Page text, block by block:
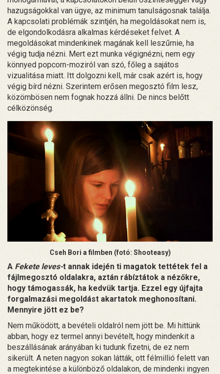
hazugságokkal van ügye, az minimum tanulságosnak találja.
A kapcsolati problémák szintjén, ha megoldásokat nem is,
de elgondolkodásra alkalmas kérdéseket felvet. A
megoldásokat mindenkinek magának kell leszűrnie, ha
végig tudja nézni. Mert ezt munka végignézni, nem egy
könnyed popcorn-moziról van szó, főleg a sajátos
vizualitása miatt. Itt dolgozni kell, már csak azért is, hogy
végig bírd nézni. Szerintem erősen megosztó film lesz,
közömbösen nem fognak hozzá állni. De nincs belőtt
célközönség.
Cseh Bori a filmben (fotó: Shooteasy)
A Fekete leves-t annak idején ti magatok tettétek fel a
fájlmegosztó oldalakra, aztán rábíztátok a nézőkre,
hogy támogassák, ha kedvük tartja. Ezzel egy újfajta
forgalmazási megoldást akartatok meghonosítani.
Mennyire jött ez be?
Nem működött, a bevételi oldalról nem jött be. Mi hittünk
abban, hogy ez termel annyi bevételt, hogy mindenkit a
beszállásának arányában ki tudunk fizetni, de ez nem
sikerült. A neten nagyon sokan látták, ott félmillió felett van
a megtekintése a különböző oldalakon, de mindenki ingyen